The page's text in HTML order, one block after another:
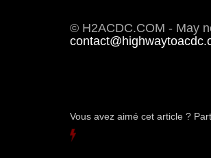
© H2ACDC.COM - May
Vous avez aimé cet article ?